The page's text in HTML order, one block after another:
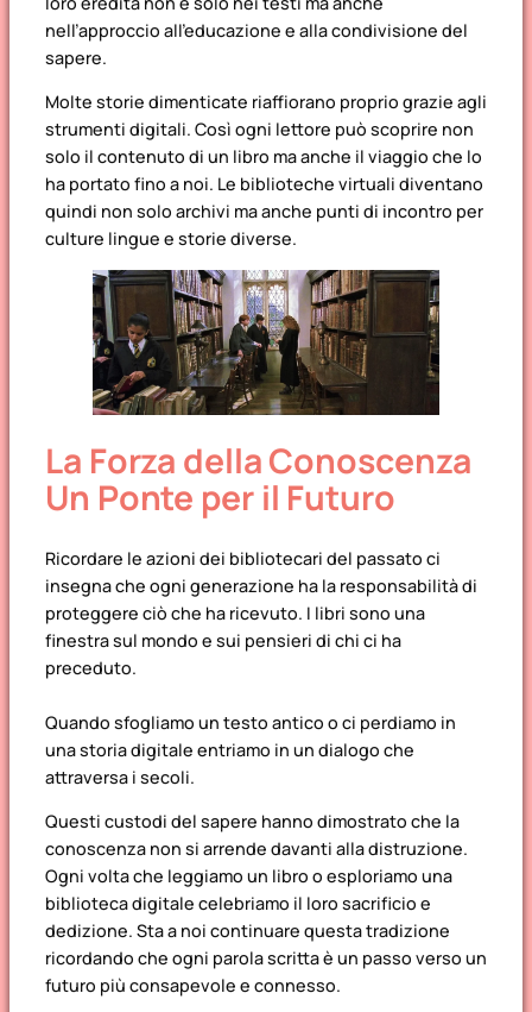
nell’approccio all’educazione e alla condivisione del
sapere.
Molte storie dimenticate riaffiorano proprio grazie agli
strumenti digitali. Così ogni lettore può scoprire non
solo il contenuto di un libro ma anche il viaggio che lo
ha portato fino a noi. Le biblioteche virtuali diventano
quindi non solo archivi ma anche punti di incontro per
culture lingue e storie diverse.
La Forza della Conoscenza
Un Ponte per il Futuro
Ricordare le azioni dei bibliotecari del passato ci
insegna che ogni generazione ha la responsabilità di
proteggere ciò che ha ricevuto. I libri sono una
finestra sul mondo e sui pensieri di chi ci ha
preceduto.
Quando sfogliamo un testo antico o ci perdiamo in
una storia digitale entriamo in un dialogo che
attraversa i secoli.
Questi custodi del sapere hanno dimostrato che la
conoscenza non si arrende davanti alla distruzione.
Ogni volta che leggiamo un libro o esploriamo una
biblioteca digitale celebriamo il loro sacrificio e
dedizione. Sta a noi continuare questa tradizione
ricordando che ogni parola scritta è un passo verso un
futuro più consapevole e connesso.